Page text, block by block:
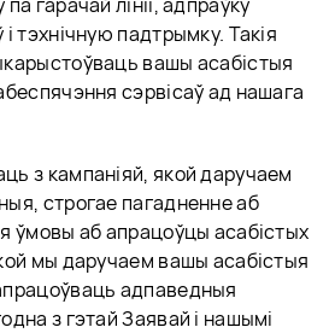
тэхнічную падтрымку. Такія
вашы асабістыя
сэрвісаў ад нашага
з кампаніяй, якой даручаем
строгае пагадненне аб
ўмовы аб апрацоўцы асабістых
мы даручаем вашы асабістыя
адпаведныя
з гэтай Заявай і нашымі